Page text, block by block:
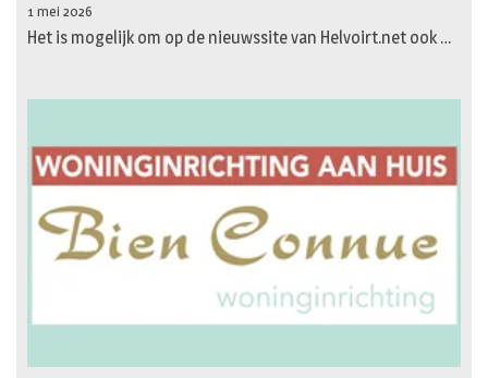
1 mei 2026
Het is mogelijk om op de nieuwssite van Helvoirt.net ook …